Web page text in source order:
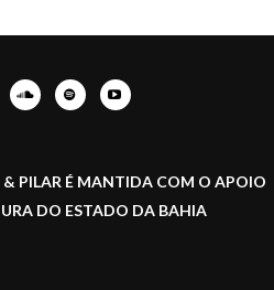
& PILAR É MANTIDA COM O APOIO
DO ESTADO DA BAHIA